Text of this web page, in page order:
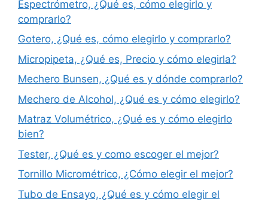
Espectrómetro, ¿Qué es, cómo elegirlo y
comprarlo?
Gotero, ¿Qué es, cómo elegirlo y comprarlo?
Micropipeta, ¿Qué es, Precio y cómo elegirla?
Mechero Bunsen, ¿Qué es y dónde comprarlo?
Mechero de Alcohol, ¿Qué es y cómo elegirlo?
Matraz Volumétrico, ¿Qué es y cómo elegirlo
bien?
Tester, ¿Qué es y como escoger el mejor?
Tornillo Micrométrico, ¿Cómo elegir el mejor?
Tubo de Ensayo, ¿Qué es y cómo elegir el